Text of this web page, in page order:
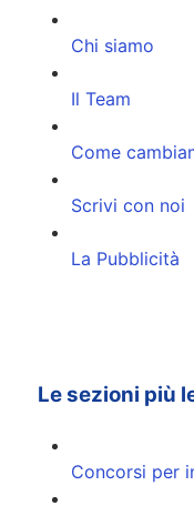
Chi siamo
Il Team
Come
Scrivi con noi
La Pubblicità
Le sezioni più
Concorsi per